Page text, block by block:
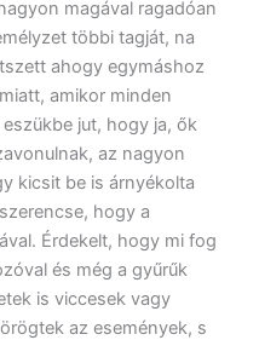
magával ragadóan
többi tagját, na
ahogy egymáshoz
amikor minden
jut, hogy ja, ők
az nagyon
kicsit be is árnyékolta
hogy a
Érdekelt, hogy mi fog
és még a gyűrűk
is viccesek vagy
az események, s